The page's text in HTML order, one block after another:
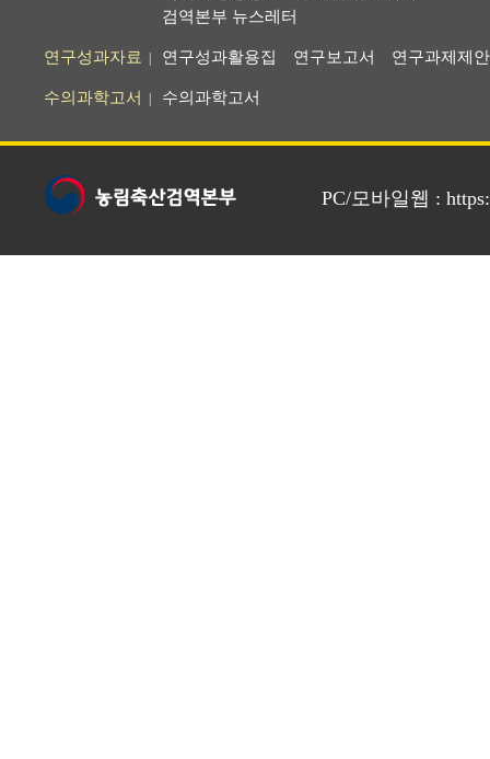
검역본부 뉴스레터
연구성과자료 연구성과활용집 연구보고서 연구과제제
수의과학고서 수의과학고서
PC/모바일웹 :